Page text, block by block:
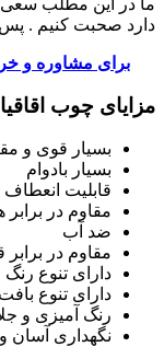
دارد صحبت کنیم . پس
برای مشاوره و
مزایای چوب اقاقیا
بسیار قوی و
بسیار بادوام
قابلیت انعطاف
مقاوم در
ضد آب
مقاوم در
دارای تنوع رنگ
دارای تنوع بافت
رنگ آمیزی و
نگهداری آسان